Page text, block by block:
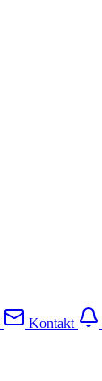
Kontakt